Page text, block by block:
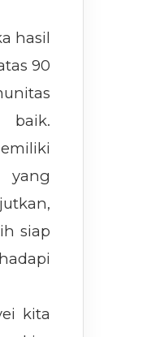
hasil
90
baik.
siap
kita